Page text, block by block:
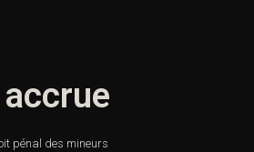
pénal des mineurs